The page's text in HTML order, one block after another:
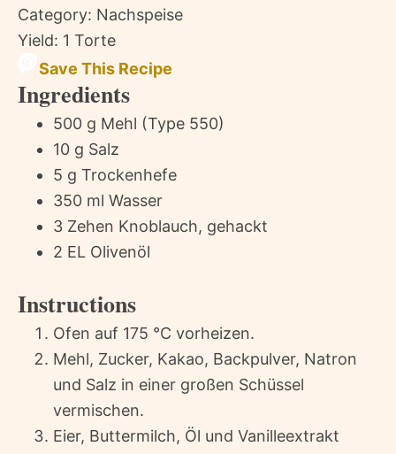
Category: Nachspeise
Yield: 1 Torte
Save This Recipe
Ingredients
500 g Mehl (Type 550)
10 g Salz
5 g Trockenhefe
350 ml Wasser
3 Zehen Knoblauch, gehackt
2 EL Olivenöl
Instructions
Ofen auf 175 °C vorheizen.
Mehl, Zucker, Kakao, Backpulver, Natron
und Salz in einer großen Schüssel
vermischen.
Eier, Buttermilch, Öl und Vanilleextrakt